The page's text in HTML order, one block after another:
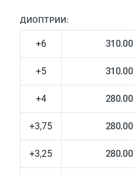
ДИОПТРИИ:
+6 310.00
+5 310.00
+4 280.00
+3,75 280.00
+3,25 280.00